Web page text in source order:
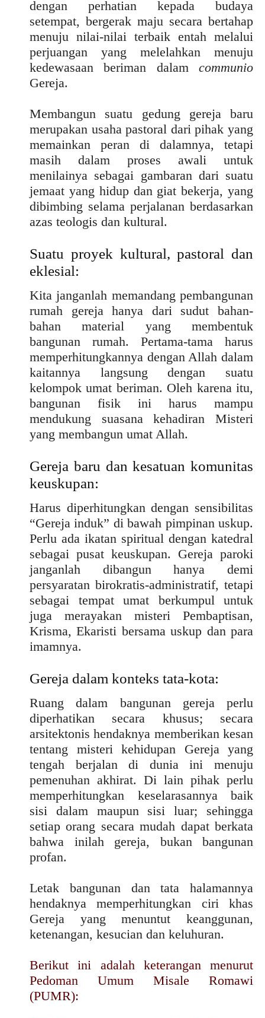
dengan perhatian kepada budaya
setempat, bergerak maju secara bertahap
menuju nilai-nilai terbaik entah melalui
perjuangan yang melelahkan menuju
kedewasaan beriman dalam communio
Gereja.
Membangun suatu gedung gereja baru
merupakan usaha pastoral dari pihak yang
memainkan peran di dalamnya, tetapi
masih dalam proses awali untuk
menilainya sebagai gambaran dari suatu
jemaat yang hidup dan giat bekerja, yang
dibimbing selama perjalanan berdasarkan
azas teologis dan kultural.
Suatu proyek kultural, pastoral dan
eklesial:
Kita janganlah memandang pembangunan
rumah gereja hanya dari sudut bahan-
bahan material yang membentuk
bangunan rumah. Pertama-tama harus
memperhitungkannya dengan Allah dalam
kaitannya langsung dengan suatu
kelompok umat beriman. Oleh karena itu,
bangunan fisik ini harus mampu
mendukung suasana kehadiran Misteri
yang membangun umat Allah.
Gereja baru dan kesatuan komunitas
keuskupan:
Harus diperhitungkan dengan sensibilitas
“Gereja induk” di bawah pimpinan uskup.
Perlu ada ikatan spiritual dengan katedral
sebagai pusat keuskupan. Gereja paroki
janganlah dibangun hanya demi
persyaratan birokratis-administratif, tetapi
sebagai tempat umat berkumpul untuk
juga merayakan misteri Pembaptisan,
Krisma, Ekaristi bersama uskup dan para
imamnya.
Gereja dalam konteks tata-kota:
Ruang dalam bangunan gereja perlu
diperhatikan secara khusus; secara
arsitektonis hendaknya memberikan kesan
tentang misteri kehidupan Gereja yang
tengah berjalan di dunia ini menuju
pemenuhan akhirat. Di lain pihak perlu
memperhitungkan keselarasannya baik
sisi dalam maupun sisi luar; sehingga
setiap orang secara mudah dapat berkata
bahwa inilah gereja, bukan bangunan
profan.
Letak bangunan dan tata halamannya
hendaknya memperhitungkan ciri khas
Gereja yang menuntut keanggunan,
ketenangan, kesucian dan keluhuran.
Berikut ini adalah keterangan menurut
Pedoman Umum Misale Romawi
(PUMR):